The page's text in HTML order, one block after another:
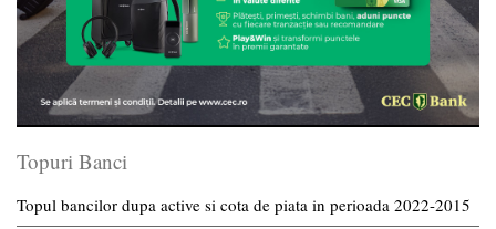
Topuri Banci
Topul bancilor dupa active si cota de piata in perioada 2022-2015